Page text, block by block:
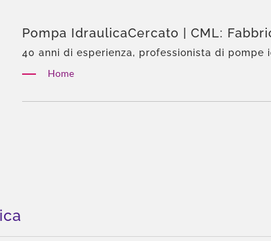
Pompa IdraulicaCercato | CML:
Certificato ISO 9001 E CE – Qualità
40 anni di esperienza, professionista di pompe
totale, personalizzazione flessibile,
Home